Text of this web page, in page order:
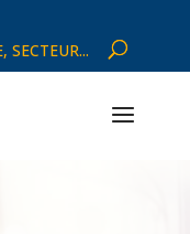
SECTEUR...